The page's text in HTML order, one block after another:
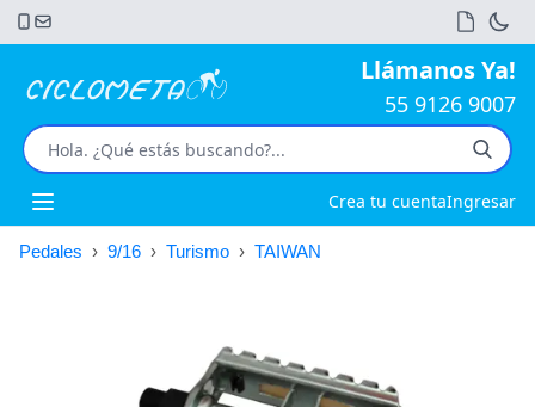
Llámanos Ya!
55 9126 9007
Open main menu Crea tu cuentaIngresar
Pedales › 9/16 › Turismo › TAIWAN